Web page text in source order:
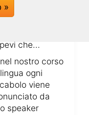
che...
nostro corso
ogni
viene
da
speaker
»